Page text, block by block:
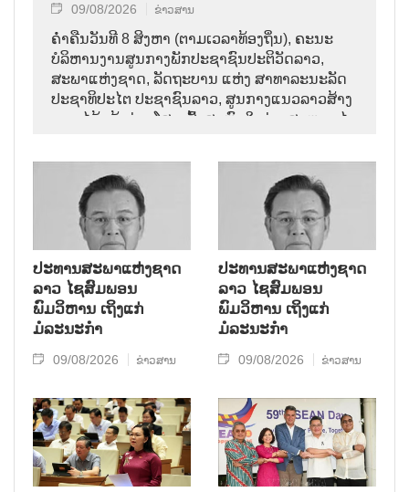
09/08/2026 ຂ່າວສານ
ຄ່ຳຄືນວັນທີ 8 ສິງຫາ (ຕາມເວລາທ້ອງຖິ່ນ), ຄະນະ
ບໍລິຫານງານສູນກາງພັກປະຊາຊົນປະຕິວັດລາວ,
ສະພາແຫ່ງຊາດ, ລັດຖະບານ ແຫ່ງ ສາທາລະນະລັດ
ປະຊາທິປະໄຕ ປະຊາຊົນລາວ, ສູນກາງແນວລາວສ້າງ
ຊາດ ໄດ້ແຈ້ງຂ່າວໂສກເສົ້າສະຫຼົດໃຈວ່າ: ສະຫາຍ ໄຊ
ໄດ້ເຖິງແກ່ມໍລະນະກຳ ໃນອາຍຸ 70 ປີ, ຫຼັງຈາກປ່ວຍ
ຮ້າຍແຮງມາເປັນໄລຍະໜຶ່ງ.
ປະທານສະພາແຫ່ງຊາດ
ລາວ ໄຊສົມພອນ
ພົມວິຫານ ເຖິງແກ່
ມໍລະນະກຳ
09/08/2026 ຂ່າວສານ
ປະທານສະພາແຫ່ງຊາດ
ລາວ ໄຊສົມພອນ
ພົມວິຫານ ເຖິງແກ່
ມໍລະນະກຳ
09/08/2026 ຂ່າວສານ